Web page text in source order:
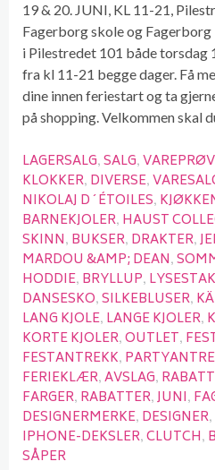
19 & 20. JUNI, KL 11-21,
Fagerborg skole og
i Pilestredet 101 både torsdag
fra kl 11-21 begge dager. Få
dine innen feriestart og ta
på shopping. Velkommen skal
LAGERSALG SALG
KLOKKER DIVERSE
NIKOLAJ D´ÉTOILES
BARNEKJOLER HAUST
SKINN BUKSER DRAKTER
MARDOU &AMP; DEAN
HODDIE BRYLLUP
DANSESKO SILKEBLUSER
LANG KJOLE LANGE KJOLER
KORTE KJOLER OUTLET
FESTANTREKK
FERIEKLÆR AVSLAG RABATT
FARGER RABATTER JUNI
DESIGNERMERKE DESIGNER
IPHONE-DEKSLER CLUTCH
SÅPER